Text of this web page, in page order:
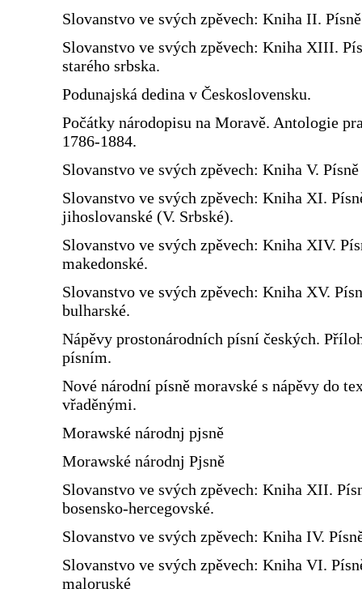
Slovanstvo ve svých zpěvech: Kniha II.
Slovanstvo ve svých zpěvech: Kniha XIII.
starého srbska.
Podunajská dedina v Československu.
Počátky národopisu na Moravě. Antologie
1786-1884.
Slovanstvo ve svých zpěvech: Kniha V.
Slovanstvo ve svých zpěvech: Kniha XI.
jihoslovanské (V. Srbské).
Slovanstvo ve svých zpěvech: Kniha XIV.
makedonské.
Slovanstvo ve svých zpěvech: Kniha XV.
bulharské.
Nápěvy prostonárodních písní českých.
písním.
Nové národní písně moravské s nápěvy do
vřaděnými.
Morawské národnj pjsně
Morawské národnj Pjsně
Slovanstvo ve svých zpěvech: Kniha XII.
bosensko-hercegovské.
Slovanstvo ve svých zpěvech: Kniha IV.
Slovanstvo ve svých zpěvech: Kniha VI.
maloruské